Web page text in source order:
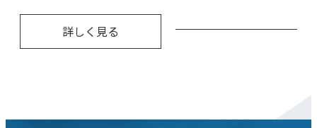
詳しく見る